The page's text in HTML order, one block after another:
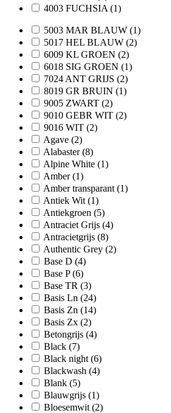
4003 FUCHSIA (1)
5003 MAR BLAUW (1)
5017 HEL BLAUW (2)
6009 KL GROEN (2)
6018 SIG GROEN (1)
7024 ANT GRIJS (2)
8019 GR BRUIN (1)
9005 ZWART (2)
9010 GEBR WIT (2)
9016 WIT (2)
Agave (2)
Alabaster(8)
Alpine White (1)
Amber(1)
Amber transparant (1)
Antiek Wit (1)
Antiekgroen (5)
Antraciet Grijs (4)
Antracietgrijs (8)
Authentic Grey (2)
Base D (4)
Base P(6)
Base TR (3)
Basis Ln (24)
Basis Zn (14)
Basis Zx (2)
Betongrijs (4)
Black (7)
Black night (6)
Blackwash (4)
Blank (5)
Blauwgrijs (1)
Bloesemwit (2)